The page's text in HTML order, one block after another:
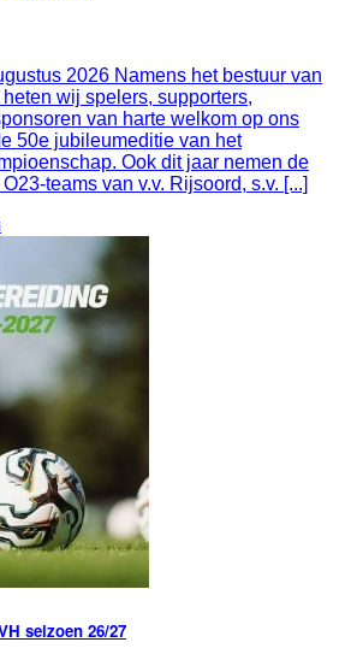
2026 Namens het bestuur van
wij spelers, supporters,
van harte welkom op ons
50e jubileumeditie van het
Ook dit jaar nemen de
teams van v.v. Rijsoord, s.v. [...]
seizoen 26/27